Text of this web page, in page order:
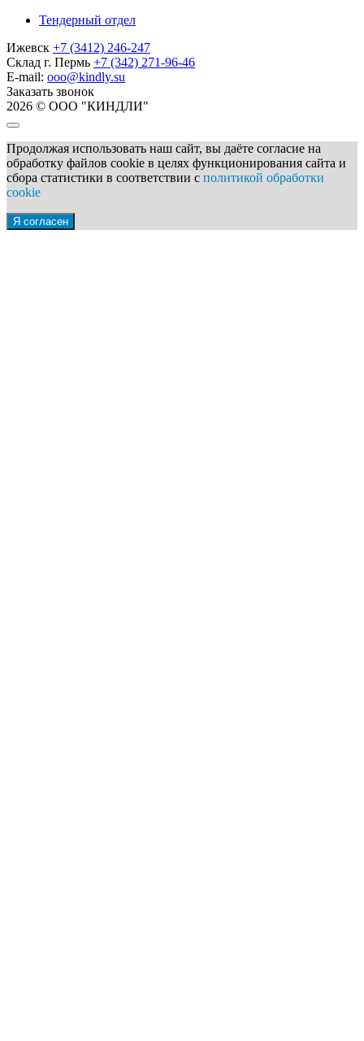
Тендерный отдел
Ижевск +7 (3412) 246-247
Склад г. Пермь +7 (342) 271-96-46
E-mail: ooo@kindly.su
Заказать звонок
2026 © ООО "КИНДЛИ"
Продолжая использовать наш сайт, вы даёте согласие на
обработку файлов cookie в целях функционирования сайта и
сбора статистики в соответствии с политикой обработки
cookie
Я согласен